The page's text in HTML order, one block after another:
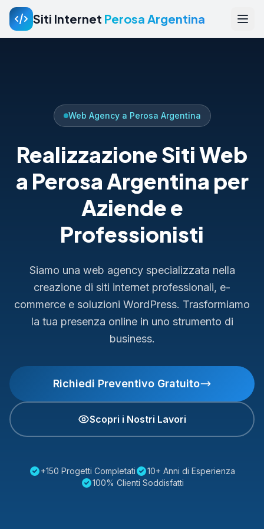
Siti Internet Perosa Argentina
Web Agency a Perosa Argentina
Realizzazione Siti Web
a Perosa Argentina per
Aziende e
Professionisti
Siamo una web agency specializzata nella
creazione di siti internet professionali, e-
commerce e soluzioni WordPress. Trasformiamo
la tua presenza online in uno strumento di
business.
Richiedi Preventivo Gratuito
Scopri i Nostri Lavori
+150 Progetti Completati
10+ Anni di Esperienza
100% Clienti Soddisfatti